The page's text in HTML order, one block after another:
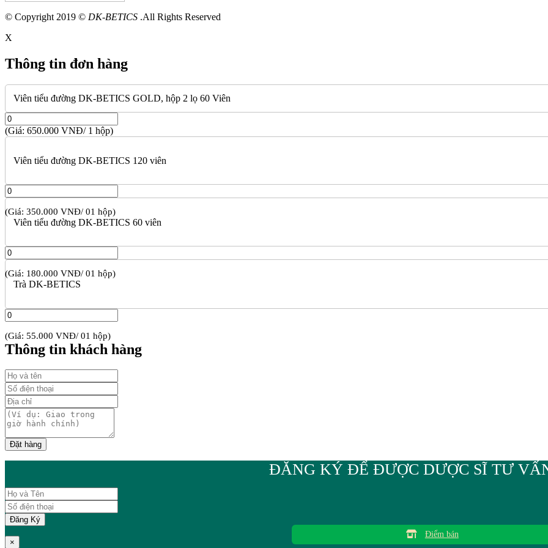
© Copyright 2019 © DK-BETICS .All Rights Reserved
X
Thông tin đơn hàng
Viên tiểu đường DK-BETICS GOLD, hộp 2 lọ 60 Viên
(Giá: 650.000 VNĐ/ 1 hộp)
Viên tiểu đường DK-BETICS 120 viên
(Giá: 350.000 VNĐ/ 01 hộp)
Viên tiểu đường DK-BETICS 60 viên
(Giá: 180.000 VNĐ/ 01 hộp)
Trà DK-BETICS
(Giá: 55.000 VNĐ/ 01 hộp)
Thông tin khách hàng
Điểm bán
ĐĂNG KÝ ĐỂ ĐƯỢC DƯỢC SĨ TƯ
×